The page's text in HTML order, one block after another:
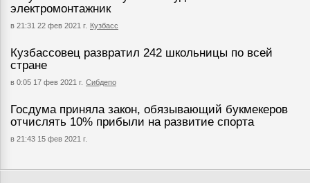
электромонтажник
в 21:31 22 фев 2021 г. Кузбасс
Кузбассовец развратил 242 школьницы по всей
стране
в 0:05 17 фев 2021 г. Сибдепо
Госдума приняла закон, обязывающий букмекеров
отчислять 10% прибыли на развитие спорта
в 21:43 15 фев 2021 г.